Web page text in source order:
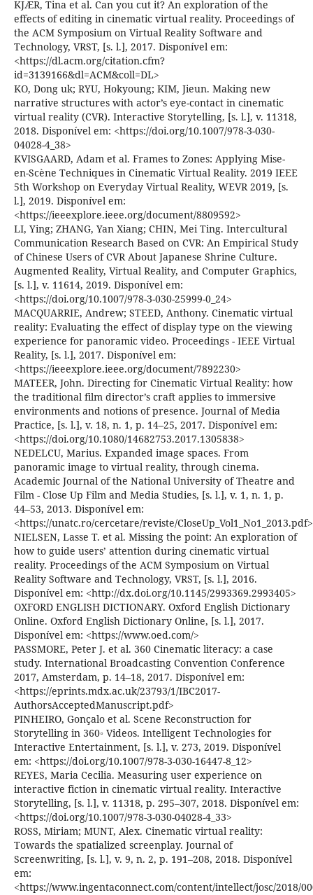
KJÆR, Tina et al. Can you cut it? An exploration of the
effects of editing in cinematic virtual reality. Proceedings of
the ACM Symposium on Virtual Reality Software and
Technology, VRST, [s. l.], 2017. Disponível em:
<https://dl.acm.org/citation.cfm?
id=3139166&dl=ACM&coll=DL>
KO, Dong uk; RYU, Hokyoung; KIM, Jieun. Making new
narrative structures with actor’s eye-contact in cinematic
virtual reality (CVR). Interactive Storytelling, [s. l.], v. 11318,
2018. Disponível em: <https://doi.org/10.1007/978-3-030-
04028-4_38>
KVISGAARD, Adam et al. Frames to Zones: Applying Mise-
en-Scène Techniques in Cinematic Virtual Reality. 2019 IEEE
5th Workshop on Everyday Virtual Reality, WEVR 2019, [s.
l.], 2019. Disponível em:
<https://ieeexplore.ieee.org/document/8809592>
LI, Ying; ZHANG, Yan Xiang; CHIN, Mei Ting. Intercultural
Communication Research Based on CVR: An Empirical Study
of Chinese Users of CVR About Japanese Shrine Culture.
Augmented Reality, Virtual Reality, and Computer Graphics,
[s. l.], v. 11614, 2019. Disponível em:
<https://doi.org/10.1007/978-3-030-25999-0_24>
MACQUARRIE, Andrew; STEED, Anthony. Cinematic virtual
reality: Evaluating the effect of display type on the viewing
experience for panoramic video. Proceedings - IEEE Virtual
Reality, [s. l.], 2017. Disponível em:
<https://ieeexplore.ieee.org/document/7892230>
MATEER, John. Directing for Cinematic Virtual Reality: how
the traditional film director’s craft applies to immersive
environments and notions of presence. Journal of Media
Practice, [s. l.], v. 18, n. 1, p. 14–25, 2017. Disponível em:
<https://doi.org/10.1080/14682753.2017.1305838>
NEDELCU, Marius. Expanded image spaces. From
panoramic image to virtual reality, through cinema.
Academic Journal of the National University of Theatre and
Film - Close Up Film and Media Studies, [s. l.], v. 1, n. 1, p.
44–53, 2013. Disponível em:
<https://unatc.ro/cercetare/reviste/CloseUp_Vol1_No1_2013.pdf>
NIELSEN, Lasse T. et al. Missing the point: An exploration of
how to guide users’ attention during cinematic virtual
reality. Proceedings of the ACM Symposium on Virtual
Reality Software and Technology, VRST, [s. l.], 2016.
Disponível em: <http://dx.doi.org/10.1145/2993369.2993405>
OXFORD ENGLISH DICTIONARY. Oxford English Dictionary
Online. Oxford English Dictionary Online, [s. l.], 2017.
Disponível em: <https://www.oed.com/>
PASSMORE, Peter J. et al. 360 Cinematic literacy: a case
study. International Broadcasting Convention Conference
2017, Amsterdam, p. 14–18, 2017. Disponível em:
<https://eprints.mdx.ac.uk/23793/1/IBC2017-
AuthorsAcceptedManuscript.pdf>
PINHEIRO, Gonçalo et al. Scene Reconstruction for
Storytelling in 360◦ Videos. Intelligent Technologies for
Interactive Entertainment, [s. l.], v. 273, 2019. Disponível
em: <https://doi.org/10.1007/978-3-030-16447-8_12>
REYES, Maria Cecilia. Measuring user experience on
interactive fiction in cinematic virtual reality. Interactive
Storytelling, [s. l.], v. 11318, p. 295–307, 2018. Disponível em:
<https://doi.org/10.1007/978-3-030-04028-4_33>
ROSS, Miriam; MUNT, Alex. Cinematic virtual reality:
Towards the spatialized screenplay. Journal of
Screenwriting, [s. l.], v. 9, n. 2, p. 191–208, 2018. Disponível
em:
<https://www.ingentaconnect.com/content/intellect/josc/2018/